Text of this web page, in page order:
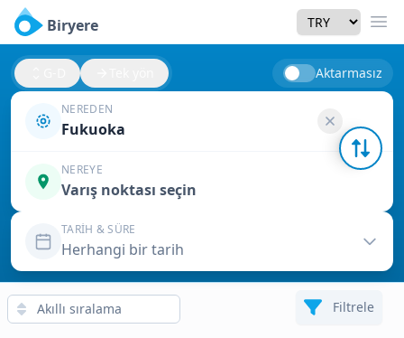
Biryere Currency
Aktarmasız
NEREDEN
Fukuoka
NEREYE
Varış noktası seçin
TARIH & SÜRE
Herhangi bir tarih
Filtrele